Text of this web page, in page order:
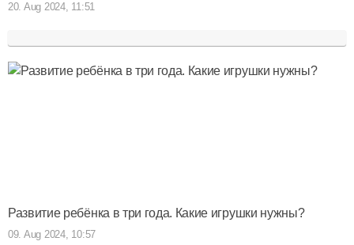
20. Aug 2024, 11:51
Развитие ребёнка в три года. Какие игрушки нужны?
09. Aug 2024, 10:57